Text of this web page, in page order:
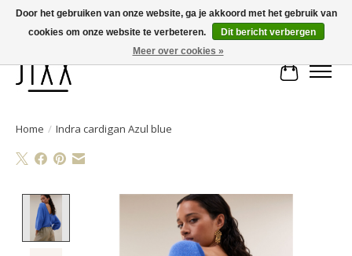
Voor 14.00 uur besteld, vandaag verstuurd | Gratis verzending vanaf € 75
Home / Indra cardigan Azul blue
Product image slideshow Items
Door het gebruiken van onze website, ga je akkoord met het gebruik van
cookies om onze website te verbeteren.
Dit bericht verbergen
Meer over cookies »